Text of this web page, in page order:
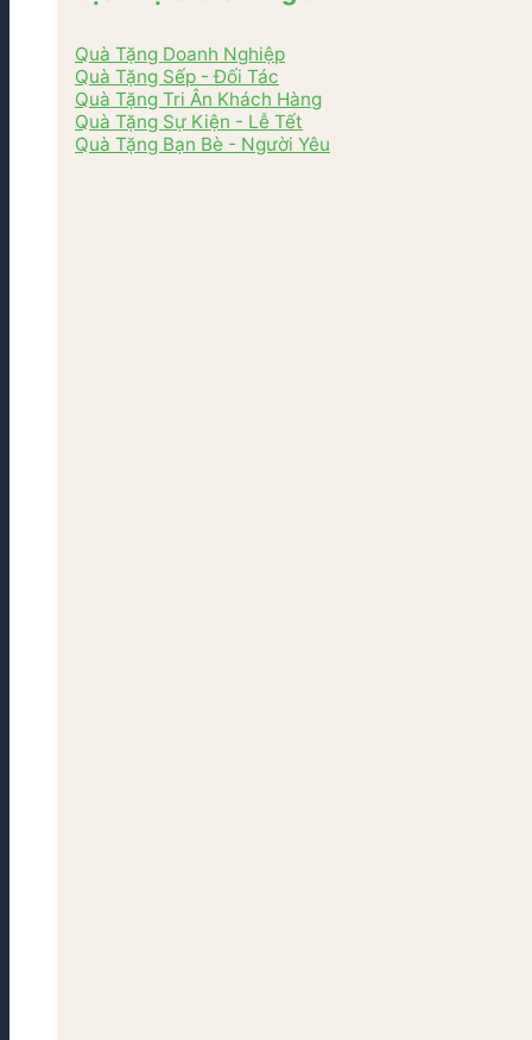
Quà Tặng Doanh Nghiệp
Quà Tặng Sếp - Đối Tác
Quà Tặng Tri Ân Khách Hàng
Quà Tặng Sự Kiện - Lễ Tết
Quà Tặng Bạn Bè - Người Yêu